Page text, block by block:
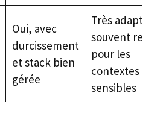
Oui, avec
durcissement
et stack bien
gérée
Très adapté,
souvent
pour les
contextes
sensibles